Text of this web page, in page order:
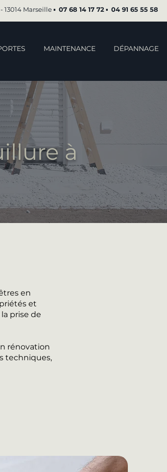
13014 Marseille ▪︎ 07 68 14 17 72▪︎ 04 91 65 55 58
MAINTENANCE DÉPANNAGE
à
en
et
prise de
rénovation
techniques,